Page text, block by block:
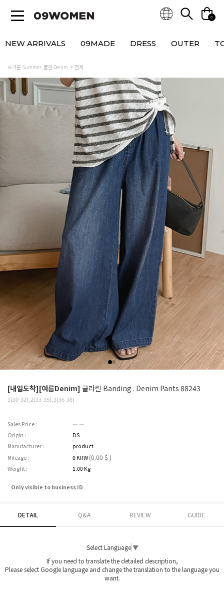
0
NEW ARRIVALS 09MADE DRESS OUTER
뜨거운 Summer, 쿨한 Denim 전체
[내일도착][여름Denim] 클라린 Banding . Denim Pants 88243
1(30-32),2(33-35),3(36-38)
Sales Price :
― ―
Origin :
DS
Manufacturer :
product
Mileage :
0 KRW (0.00 $ )
Weight : 1.00 Kg
Only visible to business ID
DETAIL Q&A REVIEW GUIDE
Select Language ▼
If you need to translate the detailed description,
Please select Google language and change the translation to the language you
want.